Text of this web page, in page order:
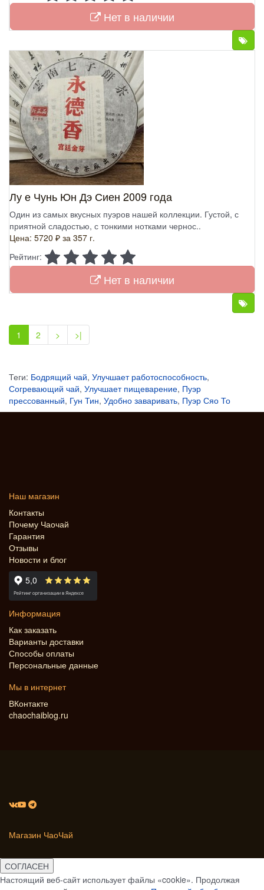
Нет в наличии
Лу е Чунь Юн Дэ Сиен 2009 года
Один из самых вкусных пуэров нашей коллекции. Густой, с
приятной сладостью, с тонкими нотками чернос..
Цена: 5720 ₽ за 357 г.
Рейтинг:
Нет в наличии
1 2 > >|
Теги: Бодрящий чай, Улучшает работоспособность,
Согревающий чай, Улучшает пищеварение, Пуэр
прессованный, Гун Тин, Удобно заваривать, Пуэр Сяо То
Наш магазин
Контакты
Почему Чаочай
Гарантия
Отзывы
Новости и блог
Информация
Как заказать
Варианты доставки
Способы оплаты
Персональные данные
Мы в интернет
ВКонтакте
chaochaiblog.ru
Магазин ЧаоЧай
СОГЛАСЕН
Настоящий веб-сайт использует файлы «cookie». Продолжая